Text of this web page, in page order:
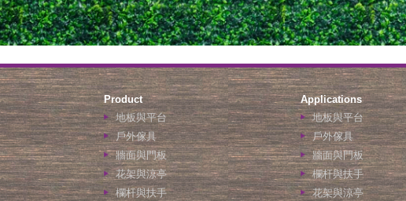
Product
地板與平台
戶外傢具
牆面與門板
花架與涼亭
欄杆與扶手
Applications
地板與平台
戶外傢具
牆面與門板
欄杆與扶手
花架與涼亭